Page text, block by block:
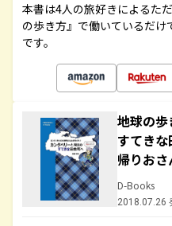
本書は4人の旅好きによるた
の歩き方』で働いているだ
です。
地球の
すてき
帰りお
D-Books
2018.07.26